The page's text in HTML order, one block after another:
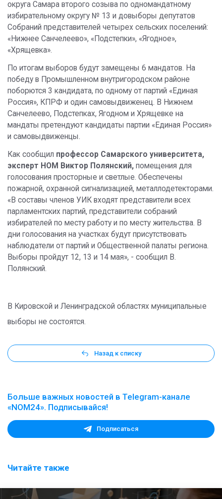
округа Самара второго созыва по одномандатному
избирательному округу № 13 и довыборы депутатов
Собраний представителей четырех сельских поселений:
«Нижнее Санчелеево», «Подстепки», «Ягодное»,
«Хрящевка».
По итогам выборов будут замещены 6 мандатов. На
победу в Промышленном внутригородском районе
поборются 3 кандидата, по одному от партий «Единая
Россия», КПРФ и один самовыдвиженец. В Нижнем
Санчелеево, Подстепках, Ягодном и Хрящевке на
мандаты претендуют кандидаты партии «Единая Россия»
и самовыдвиженцы.
Как сообщил профессор Самарского университета,
эксперт НОМ Виктор Полянский, помещения для
голосования просторные и светлые. Обеспечены
пожарной, охранной сигнализацией, металлодетекторами.
«В составы членов УИК входят представители всех
парламентских партий, представители собраний
избирателей по месту работу и по месту жительства. В
дни голосования на участках будут присутствовать
наблюдатели от партий и Общественной палаты региона.
Выборы пройдут 12, 13 и 14 мая», - сообщил В.
Полянский.
В Кировской и Ленинградской областях муниципальные
выборы не состоятся.
Назад к списку
Больше важных новостей в Telegram-канале
«NOM24». Подписывайся!
Подписаться
Читайте также